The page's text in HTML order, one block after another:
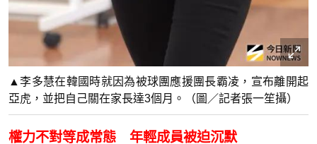
▲李多慧在韓國時就因為被球團應援團長霸凌，宣布離開起
亞虎，並把自己關在家長達3個月。（圖／記者張一笙攝）
權力不對等成常態 年輕成員被迫沉默